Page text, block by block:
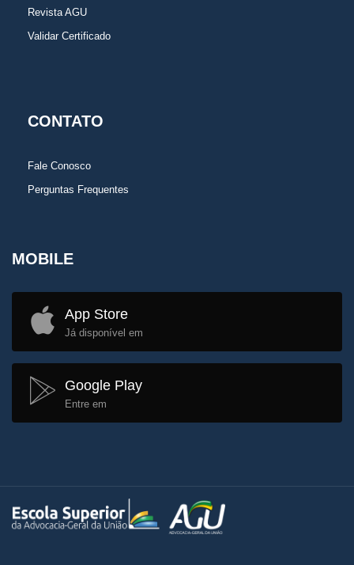
Revista AGU
Validar Certificado
CONTATO
Fale Conosco
Perguntas Frequentes
MOBILE
App Store
Já disponível em
Google Play
Entre em